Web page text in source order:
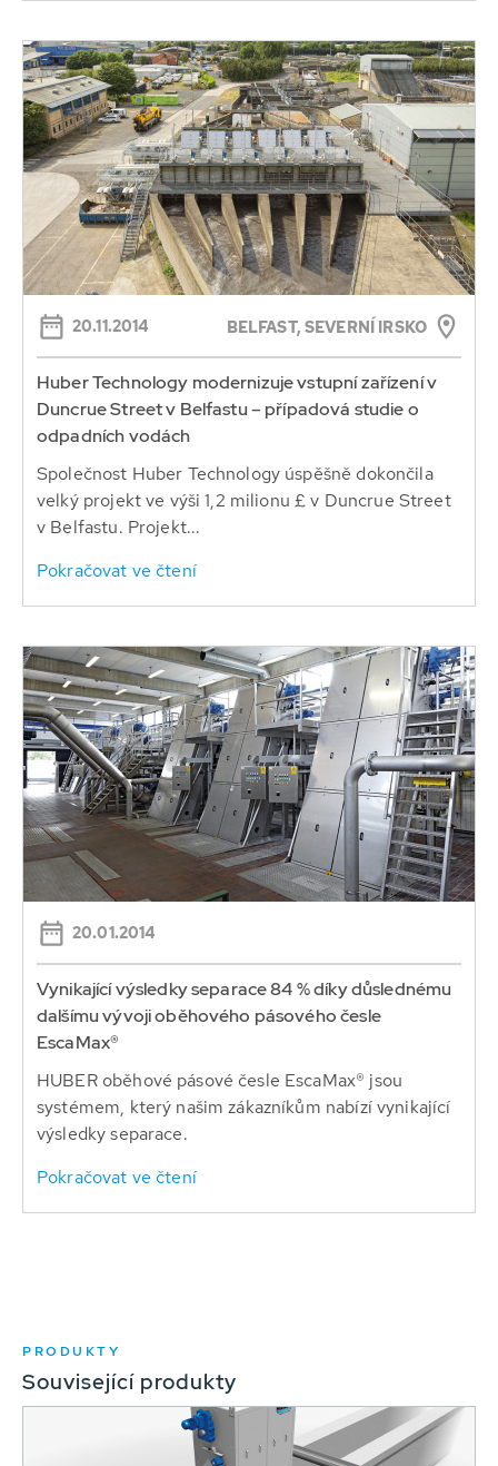
20.11.2014 BELFAST, SEVERNÍ IRSKO
Huber Technology modernizuje vstupní zařízení v
Duncrue Street v Belfastu – případová studie o
odpadních vodách
Společnost Huber Technology úspěšně dokončila
velký projekt ve výši 1,2 milionu £ v Duncrue Street
v Belfastu. Projekt...
Pokračovat ve čtení
20.01.2014
Vynikající výsledky separace 84 % díky důslednému
dalšímu vývoji oběhového pásového česle
EscaMax®
HUBER oběhové pásové česle EscaMax® jsou
systémem, který našim zákazníkům nabízí vynikající
výsledky separace.
Pokračovat ve čtení
PRODUKTY
Související produkty